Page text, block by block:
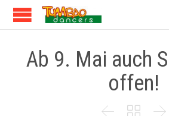
Ab 9. Mai auch
offen!
  